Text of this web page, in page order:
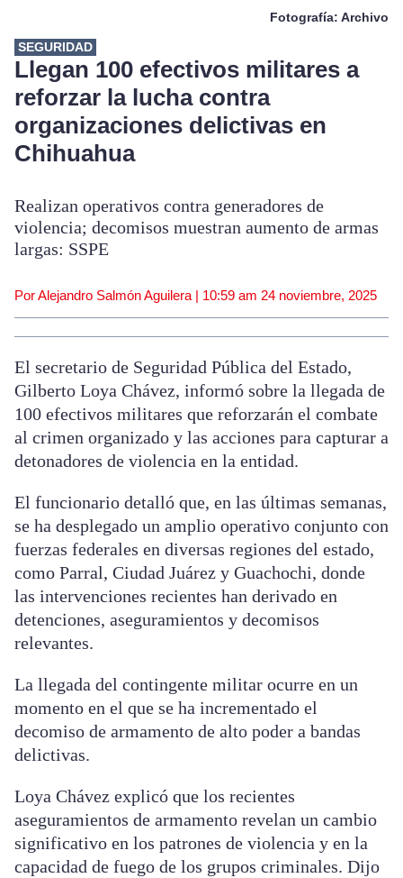
Fotografía: Archivo
SEGURIDAD
Llegan 100 efectivos militares a
reforzar la lucha contra
organizaciones delictivas en
Chihuahua
Realizan operativos contra generadores de
violencia; decomisos muestran aumento de armas
largas: SSPE
Por Alejandro Salmón Aguilera | 10:59 am 24 noviembre, 2025
El secretario de Seguridad Pública del Estado,
Gilberto Loya Chávez, informó sobre la llegada de
100 efectivos militares que reforzarán el combate
al crimen organizado y las acciones para capturar a
detonadores de violencia en la entidad.
El funcionario detalló que, en las últimas semanas,
se ha desplegado un amplio operativo conjunto con
fuerzas federales en diversas regiones del estado,
como Parral, Ciudad Juárez y Guachochi, donde
las intervenciones recientes han derivado en
detenciones, aseguramientos y decomisos
relevantes.
La llegada del contingente militar ocurre en un
momento en el que se ha incrementado el
decomiso de armamento de alto poder a bandas
delictivas.
Loya Chávez explicó que los recientes
aseguramientos de armamento revelan un cambio
significativo en los patrones de violencia y en la
capacidad de fuego de los grupos criminales. Dijo